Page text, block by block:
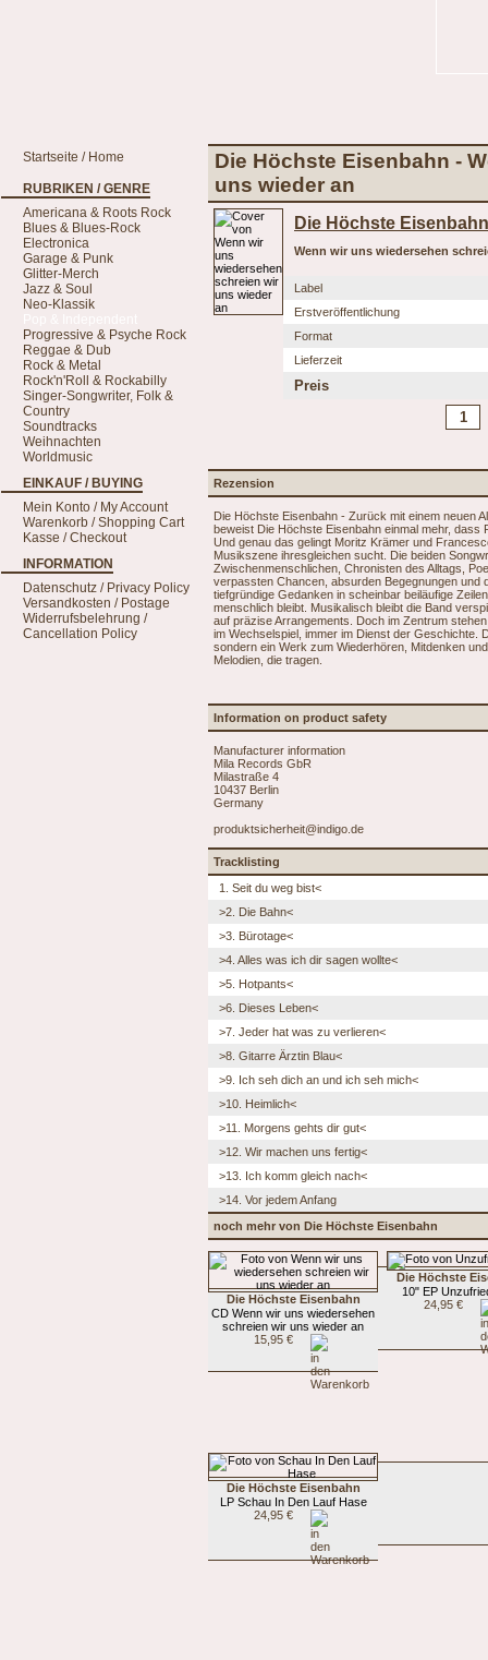
Startseite / Home
RUBRIKEN / GENRE
Americana & Roots Rock
Blues & Blues-Rock
Electronica
Garage & Punk
Glitter-Merch
Jazz & Soul
Neo-Klassik
Progressive & Psyche Rock
Reggae & Dub
Rock & Metal
Rock'n'Roll & Rockabilly
Singer-Songwriter, Folk &
Country
Soundtracks
Weihnachten
Worldmusic
EINKAUF / BUYING
Mein Konto / My Account
Warenkorb / Shopping Cart
Kasse / Checkout
INFORMATION
Datenschutz / Privacy Policy
Versandkosten / Postage
Widerrufsbelehrung /
Cancellation Policy
Die Höchste Eisenbahn -
uns wieder an
Die Höchste Eisenbahn
Wenn wir uns wiedersehen
Label
Erstveröffentlichung
Format
Lieferzeit
Preis
Rezension
Die Höchste Eisenbahn - Zurück mit einem neuen
beweist Die Höchste Eisenbahn einmal mehr,
Und genau das gelingt Moritz Krämer und
Musikszene ihresgleichen sucht. Die beiden
Zwischenmenschlichen, Chronisten des Alltags,
verpassten Chancen, absurden Begegnungen und
tiefgründige Gedanken in scheinbar beiläufige
menschlich bleibt. Musikalisch bleibt die Band
auf präzise Arrangements. Doch im Zentrum
im Wechselspiel, immer im Dienst der Geschichte.
sondern ein Werk zum Wiederhören, Mitdenken
Melodien, die tragen.
Information on product safety
Manufacturer information
Mila Records GbR
Milastraße 4
10437 Berlin
Germany
produktsicherheit@indigo.de
Tracklisting
1. Seit du weg bist<
>2. Die Bahn<
>3. Bürotage<
>4. Alles was ich dir sagen wollte<
>5. Hotpants<
>6. Dieses Leben<
>7. Jeder hat was zu verlieren<
>8. Gitarre Ärztin Blau<
>9. Ich seh dich an und ich seh mich<
>10. Heimlich<
>11. Morgens gehts dir gut<
>12. Wir machen uns fertig<
>13. Ich komm gleich nach<
>14. Vor jedem Anfang
noch mehr von Die Höchste Eisenbahn
Die Höchste Eisenbahn
CD Wenn wir uns wiedersehen
schreien wir uns wieder an
15,95 €
Die Höchste
10" EP
24,95 €
Die Höchste Eisenbahn
LP Schau In Den Lauf Hase
24,95 €